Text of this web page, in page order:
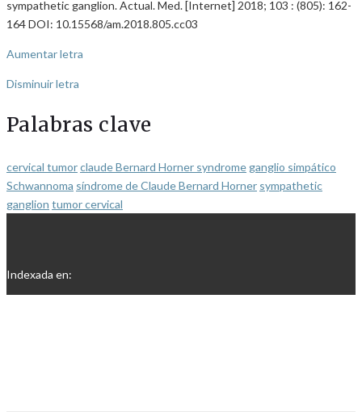
sympathetic ganglion. Actual. Med. [Internet] 2018; 103 : (805): 162-
164 DOI: 10.15568/am.2018.805.cc03
Aumentar letra
Disminuir letra
Palabras clave
cervical tumorclaude Bernard Horner syndrome ganglio simpático
Schwannoma síndrome de Claude Bernard Horner sympathetic
ganglion tumor cervical
Indexada en: